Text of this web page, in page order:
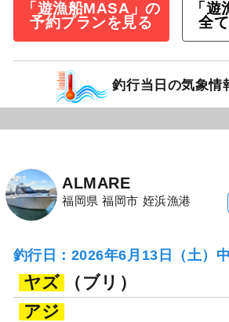
「遊漁船MASA」の
予約プランを見る
「
全
釣行当日の気象情
ALMARE
福岡県 福岡市 姪浜漁港
釣行日：2026年6月13日（土）
ヤズ
（ブリ）
アジ